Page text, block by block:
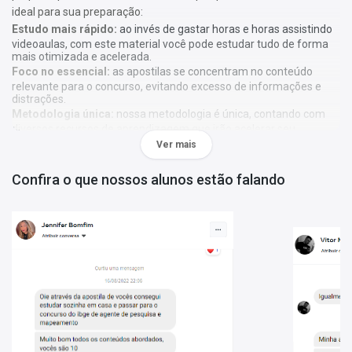
ideal para sua preparação:
Estudo mais rápido: ao invés de gastar horas e horas assistindo
videoaulas, com este material você pode estudar tudo de forma
mais otimizada e acelerada.
Foco no essencial: as apostilas se concentram no conteúdo
relevante para o concurso, evitando excesso de informações e
distrações.
Metodologia única:
nossa metodologia é única, contando com
diversos recursos de aprendizagem que irão acelerar seu
aprendizado, gráficos, tabelas e destaques do que é mais
importante e conteúdo direto ao ponto.
AApostila Prefeitura de São Sebastião do Alto - RJ 2023 -
com larga experiência em concursos.
Apostila com todo o conteúdo teórico necessário para sua
Questões gabaritadas de acordo com o perfil da sua prova;
Tabelas, gráficos e outros recursos visuais para facilitar seu
aprendizado;
Bônus: curso online Básico para Concursos (abaixo mais
detalhes).
Ver mais
Confira o que nossos alunos estão falando